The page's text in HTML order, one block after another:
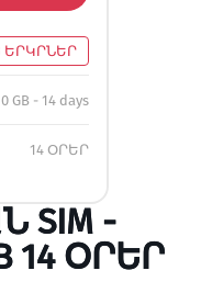
ԵՐԿՐՆԵՐ
GB - 14 days
14 ՕՐԵՐ
SIM -
14 ՕՐԵՐ